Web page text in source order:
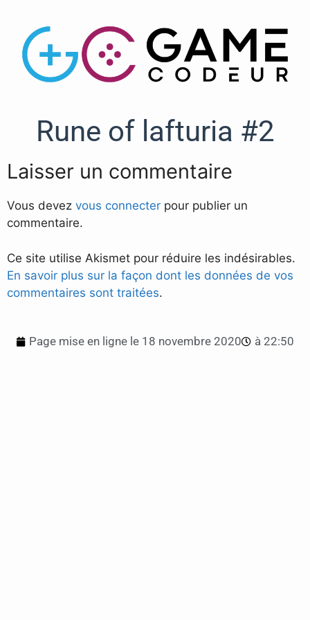
Rune of lafturia #2
Laisser un commentaire
Vous devez vous connecter pour publier un
commentaire.
Ce site utilise Akismet pour réduire les indésirables.
En savoir plus sur la façon dont les données de vos
commentaires sont traitées.
Page mise en ligne le 18 novembre 2020 à 22:50